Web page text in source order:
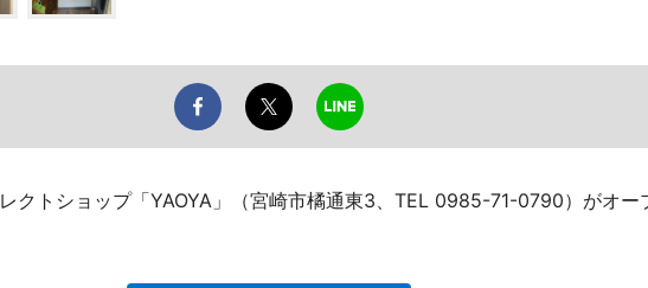
クトショップ「YAOYA」（宮崎市橘通東3、TEL 0985-71-0790）がオー